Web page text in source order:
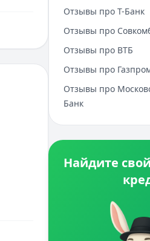
Отзывы про Т-Банк
Отзывы про
Отзывы про ВТБ
Отзывы про
Отзывы про
Банк
Найдите